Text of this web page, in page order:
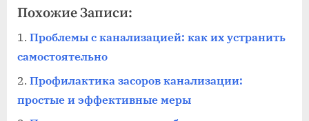
Похожие Записи:
Проблемы с канализацией: как их устранить
самостоятельно
Профилактика засоров канализации:
простые и эффективные меры